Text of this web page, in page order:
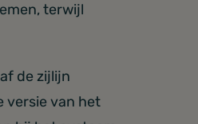
terwijl
de zijlijn
versie van het